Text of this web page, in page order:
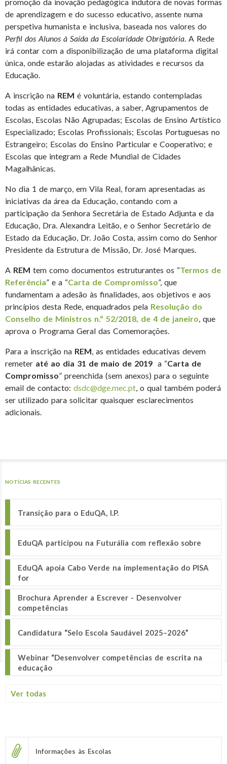
de aprendizagem e do sucesso educativo, assente numa
perspetiva humanista e inclusiva, baseada nos valores do
Perfil dos Alunos à Saída da Escolaridade Obrigatória . A Rede
irá contar com a disponibilização de uma plataforma digital
única, onde estarão alojadas as atividades e recursos da
Educação.
A inscrição na REM é voluntária, estando contempladas
todas as entidades educativas, a saber, Agrupamentos de
Escolas, Escolas Não Agrupadas; Escolas de Ensino Artístico
Especializado; Escolas Profissionais; Escolas Portuguesas no
Estrangeiro; Escolas do Ensino Particular e Cooperativo; e
Escolas que integram a Rede Mundial de Cidades
Magalhânicas.
No dia 1 de março, em Vila Real, foram apresentadas as
iniciativas da área da Educação, contando com a
participação da Senhora Secretária de Estado Adjunta e da
Educação, Dra. Alexandra Leitão, e o Senhor Secretário de
Estado da Educação, Dr. João Costa, assim como do Senhor
Presidente da Estrutura de Missão, Dr. José Marques.
A REM tem como documentos estruturantes os “Termos de
Referência” e a “Carta de Compromisso”, que
fundamentam a adesão às finalidades, aos objetivos e aos
princípios desta Rede, enquadrados pela Resolução do
Conselho de Ministros n.º 52/2018, de 4 de janeiro , que
aprova o Programa Geral das Comemorações.
Para a inscrição na REM , as entidades educativas devem
remeter até ao dia 31 de maio de 2019 a “Carta de
Compromisso” preenchida (sem anexos) para o seguinte
email de contacto: dsdc@dge.mec.pt , o qual também poderá
ser utilizado para solicitar quaisquer esclarecimentos
adicionais.
NOTÍCIAS RECENTES
Transição para o EduQA, I.P.
EduQA participou na Futurália com reflexão sobre
EduQA apoia Cabo Verde na implementação do PISA
for
Brochura Aprender a Escrever - Desenvolver
competências
Candidatura “Selo Escola Saudável 2025–2026”
Webinar “Desenvolver competências de escrita na
educação
Ver todas
Informações às Escolas